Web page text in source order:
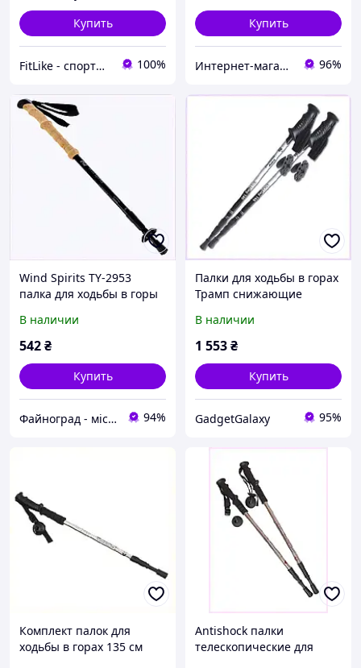
Купить
FitLike - спортивний інтернет-магазин 100%
Купить
Интернет-магазин TVOЁ 96%
Wind Spirits TY-2953
палка для ходьбы в горы
В наличии
542₴
Купить
Файноград - місто файних речей 94%
Палки для ходьбы в горах
Трамп снижающие
В наличии
1 553₴
Купить
GadgetGalaxy 95%
Комплект палок для
ходьбы в горах 135 см
Antishock палки
телескопические для